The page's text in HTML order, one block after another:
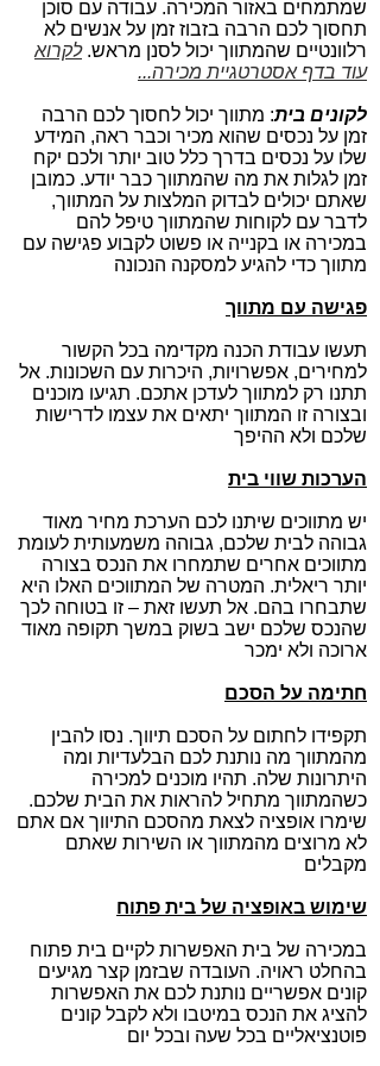
שמתמחים באזור המכירה. עבודה עם סוכן
תחסוך לכם הרבה בזבוז זמן על אנשים לא
רלוונטיים שהמתווך יכול לסנן מראש.לקרוא
עוד בדף אסטרטגיית מכירה...
לקונים בית: מתווך יכול לחסוך לכם הרבה
זמן על נכסים שהוא מכיר וכבר ראה, המידע
שלו על נכסים בדרך כלל טוב יותר ולכם יקח
זמן לגלות את מה שהמתווך כבר יודע. כמובן
שאתם יכולים לבדוק המלצות על המתווך,
לדבר עם לקוחות שהמתווך טיפל להם
במכירה או בקנייה או פשוט לקבוע פגישה עם
מתווך כדי להגיע למסקנה הנכונה
פגישה עם מתווך
תעשו עבודת הכנה מקדימה בכל הקשור
למחירים, אפשרויות, היכרות עם השכונות. אל
תתנו רק למתווך לעדכן אתכם. תגיעו מוכנים
ובצורה זו המתווך יתאים את עצמו לדרישות
שלכם ולא ההיפך
הערכות שווי בית
יש מתווכים שיתנו לכם הערכת מחיר מאוד
גבוהה לבית שלכם, גבוהה משמעותית לעומת
מתווכים אחרים שתמחרו את הנכס בצורה
יותר ריאלית. המטרה של המתווכים האלו היא
שתבחרו בהם. אל תעשו זאת – זו בטוחה לכך
שהנכס שלכם ישב בשוק במשך תקופה מאוד
ארוכה ולא ימכר
חתימה על הסכם
תקפידו לחתום על הסכם תיווך. נסו להבין
מהמתווך מה נותנת לכם הבלעדיות ומה
היתרונות שלה. תהיו מוכנים למכירה
כשהמתווך מתחיל להראות את הבית שלכם.
שימרו אופציה לצאת מהסכם התיווך אם אתם
לא מרוצים מהמתווך או השירות שאתם
מקבלים
שימוש באופציה של בית פתוח
במכירה של בית האפשרות לקיים בית פתוח
בהחלט ראויה. העובדה שבזמן קצר מגיעים
קונים אפשריים נותנת לכם את האפשרות
להציג את הנכס במיטבו ולא לקבל קונים
פוטנציאליים בכל שעה ובכל יום